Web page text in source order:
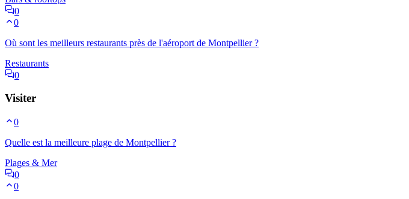
0
0
Où sont les meilleurs restaurants près de l'aéroport de Montpellier ?
Restaurants
0
Visiter
0
Quelle est la meilleure plage de Montpellier ?
Plages & Mer
0
0